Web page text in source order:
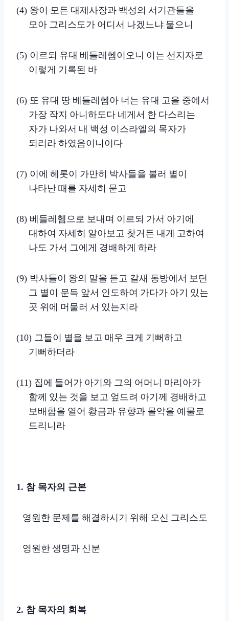
(4) 왕이 모든 대제사장과 백성의 서기관들을
모아 그리스도가 어디서 나겠느냐 물으니
(5) 이르되 유대 베들레헴이오니 이는 선지자로
이렇게 기록된 바
(6) 또 유대 땅 베들레헴아 너는 유대 고을 중에서
가장 작지 아니하도다 네게서 한 다스리는
자가 나와서 내 백성 이스라엘의 목자가
되리라 하였음이니이다
(7) 이에 헤롯이 가만히 박사들을 불러 별이
나타난 때를 자세히 묻고
(8) 베들레헴으로 보내며 이르되 가서 아기에
대하여 자세히 알아보고 찾거든 내게 고하여
나도 가서 그에게 경배하게 하라
(9) 박사들이 왕의 말을 듣고 갈새 동방에서 보던
그 별이 문득 앞서 인도하여 가다가 아기 있는
곳 위에 머물러 서 있는지라
(10) 그들이 별을 보고 매우 크게 기뻐하고
기뻐하더라
(11) 집에 들어가 아기와 그의 어머니 마리아가
함께 있는 것을 보고 엎드려 아기께 경배하고
보배합을 열어 황금과 유향과 몰약을 예물로
드리니라
1. 참 목자의 근본
영원한 문제를 해결하시기 위해 오신 그리스도
영원한 생명과 신분
2. 참 목자의 회복